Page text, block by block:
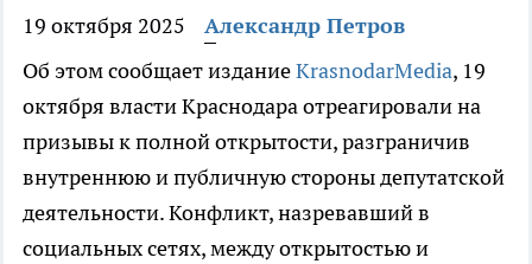
19 октября 2025
Александр Петров
Об этом сообщает изданиеKrasnodarMedia, 19
октября власти Краснодара отреагировали на
призывы к полной открытости, разграничив
внутреннюю и публичную стороны депутатской
деятельности. Конфликт, назревавший в
социальных сетях, между открытостью и